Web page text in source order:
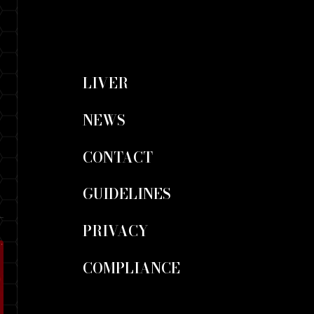
LIVER
NEWS
CONTACT
GUIDELINES
PRIVACY
COMPLIANCE